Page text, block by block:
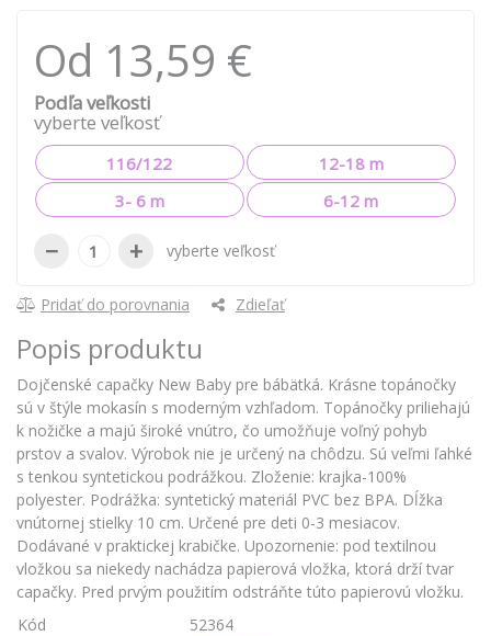
Od 13,59 €
Podľa veľkosti
vyberte veľkosť
116/122
12-18 m
3- 6 m
6-12 m
− + vyberte veľkosť
Pridať do porovnania Zdieľať
Popis produktu
Dojčenské capačky New Baby pre bábätká. Krásne topánočky
sú v štýle mokasín s moderným vzhľadom. Topánočky priliehajú
k nožičke a majú široké vnútro, čo umožňuje voľný pohyb
prstov a svalov. Výrobok nie je určený na chôdzu. Sú veľmi ľahké
s tenkou syntetickou podrážkou. Zloženie: krajka-100%
polyester. Podrážka: syntetický materiál PVC bez BPA. Dĺžka
vnútornej stielky 10 cm. Určené pre deti 0-3 mesiacov.
Dodávané v praktickej krabičke. Upozornenie: pod textilnou
vložkou sa niekedy nachádza papierová vložka, ktorá drží tvar
capačky. Pred prvým použitím odstráňte túto papierovú vložku.
Kód
52364